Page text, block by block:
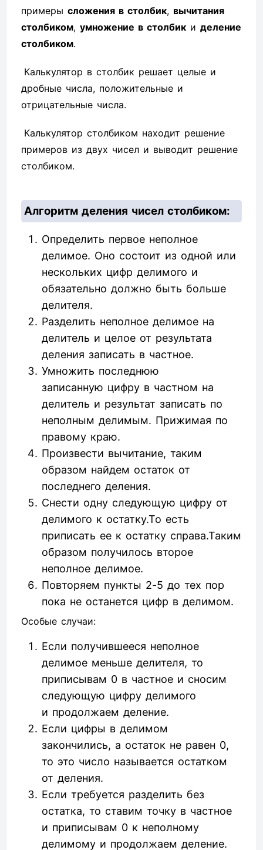
примеры сложения в столбик, вычитания
столбиком, умножение в столбик и деление
столбиком.
Калькулятор в столбик решает целые и
дробные числа, положительные и
отрицательные числа.
Калькулятор столбиком находит решение
примеров из двух чисел и выводит решение
столбиком.
Алгоритм деления чисел столбиком:
Определить первое неполное
делимое. Оно состоит из одной или
нескольких цифр делимого и
обязательно должно быть больше
делителя.
Разделить неполное делимое на
делитель и целое от результата
деления записать в частное.
Умножить последнюю
записанную цифру в частном на
делитель и результат записать по
неполным делимым. Прижимая по
правому краю.
Произвести вычитание, таким
образом найдем остаток от
последнего деления.
Снести одну следующую цифру от
делимого к остатку.То есть
приписать ее к остатку справа.Таким
образом получилось второе
неполное делимое.
Повторяем пункты 2-5 до тех пор
пока не останется цифр в делимом.
Особые случаи:
Если получившееся неполное
делимое меньше делителя, то
приписывам 0 в частное и сносим
следующую цифру делимого
и продолжаем деление.
Если цифры в делимом
закончились, а остаток не равен 0,
то это число называется остатком
от деления.
Если требуется разделить без
остатка, то ставим точку в частное
и приписывам 0 к неполному
делимому и продолжаем деление.